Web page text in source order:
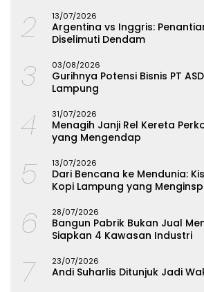
2 13/07/2026
Argentina vs Inggris:
Diselimuti Dendam
3 03/08/2026
Gurihnya Potensi Bisnis PT
Lampung
4 31/07/2026
Menagih Janji Rel Kereta
yang Mengendap
5 13/07/2026
Dari Bencana ke Mendunia:
Kopi Lampung yang
6 28/07/2026
Bangun Pabrik Bukan Jual
Siapkan 4 Kawasan Industri
7 23/07/2026
Andi Suharlis Ditunjuk Jadi